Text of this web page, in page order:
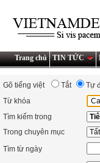
Trang chủ TIN TỨC
Gõ tiếng việt Tắt Tự
Từ khóa
Tìm kiếm trong
Trong chuyên mục
Tìm từ ngày